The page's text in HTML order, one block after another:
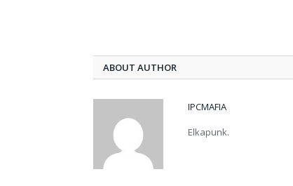
ABOUT AUTHOR
IPCMAFIA
Elkapunk.